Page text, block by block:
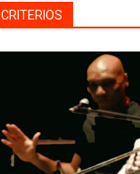
CRITERIOS